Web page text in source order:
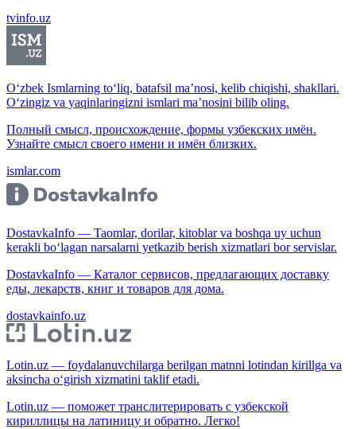
tvinfo.uz
O‘zbek Ismlarning to‘liq, batafsil ma’nosi, kelib chiqishi, shakllari.
O‘zingiz va yaqinlaringizni ismlari ma’nosini bilib oling.
Полный смысл, происхождение, формы узбекских имён.
Узнайте смысл своего имени и имён близких.
ismlar.com
DostavkaInfo — Taomlar, dorilar, kitoblar va boshqa uy uchun
kerakli bo‘lagan narsalarni yetkazib berish xizmatlari bor servislar.
DostavkaInfo — Каталог сервисов, предлагающих доставку
еды, лекарств, книг и товаров для дома.
dostavkainfo.uz
Lotin.uz — foydalanuvchilarga berilgan matnni lotindan kirillga va
aksincha o‘girish xizmatini taklif etadi.
Lotin.uz — поможет транслитерировать с узбекской
кириллицы на латиницу и обратно. Легко!